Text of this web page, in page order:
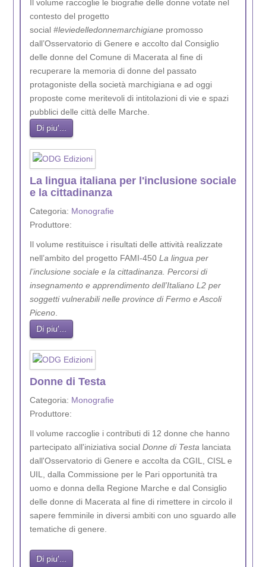
Il volume raccoglie le biografie delle donne votate nel
contesto del progetto
social#leviedelledonnemarchigianepromosso
dall’Osservatorio di Genere e accolto dal Consiglio
delle donne del Comune di Macerata al fine di
recuperare la memoria di donne del passato
protagoniste della società marchigiana e ad oggi
proposte come meritevoli di intitolazioni di vie e spazi
pubblici delle città delle Marche.
Di piu'...
La lingua italiana per l'inclusione sociale
e la cittadinanza
Categoria: Monografie
Produttore:
Il volume restituisce i risultati delle attività realizzate
nell’ambito del progetto FAMI-450 La lingua per
l’inclusione sociale e la cittadinanza. Percorsi di
insegnamento e apprendimento dell’Italiano L2 per
soggetti vulnerabili nelle province di Fermo e Ascoli
Piceno.
Di piu'...
Donne di Testa
Categoria: Monografie
Produttore:
Il volume raccoglie i contributi di 12 donne che hanno
partecipato all'iniziativa social Donne di Testa lanciata
dall'Osservatorio di Genere e accolta da CGIL, CISL e
UIL, dalla Commissione per le Pari opportunità tra
uomo e donna della Regione Marche e dal Consiglio
delle donne di Macerata al fine di rimettere in circolo il
sapere femminile in diversi ambiti con uno sguardo alle
tematiche di genere.
Di piu'...